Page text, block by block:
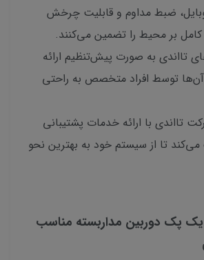
ضبط مداوم و قابلیت چرخش
کامل بر محیط را تضمین می‌کنند.
به صورت پیش‌تنظیم ارائه
توسط افراد متخصص به راحتی
تااندی با ارائه خدمات پشتیبانی
تا از سیستم خود به بهترین نحو
یک پک دوربین مداربسته مناسب